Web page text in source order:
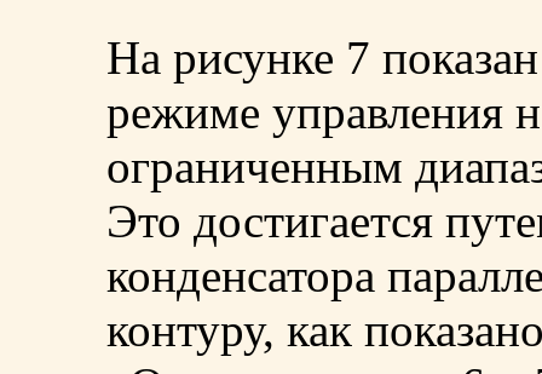
На рисунке 7
режиме управления
ограниченным
Это достигается
конденсатора
контуру, как